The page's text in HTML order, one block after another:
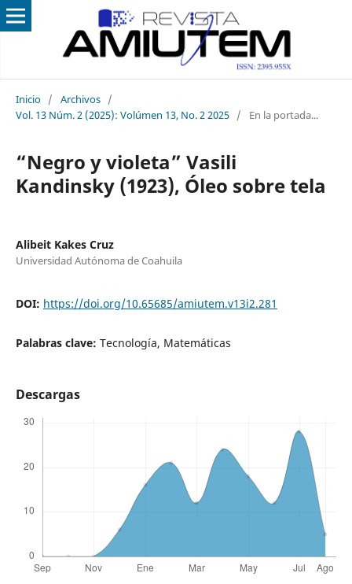
Inicio / Archivos /
Vol. 13 Núm. 2 (2025): Volúmen 13, No. 2 2025 / En la portada...
“Negro y violeta” Vasili
Kandinsky (1923), Óleo sobre tela
Alibeit Kakes Cruz
Universidad Autónoma de Coahuila
DOI: https://doi.org/10.65685/amiutem.v13i2.281
Palabras clave: Tecnología, Matemáticas
Descargas